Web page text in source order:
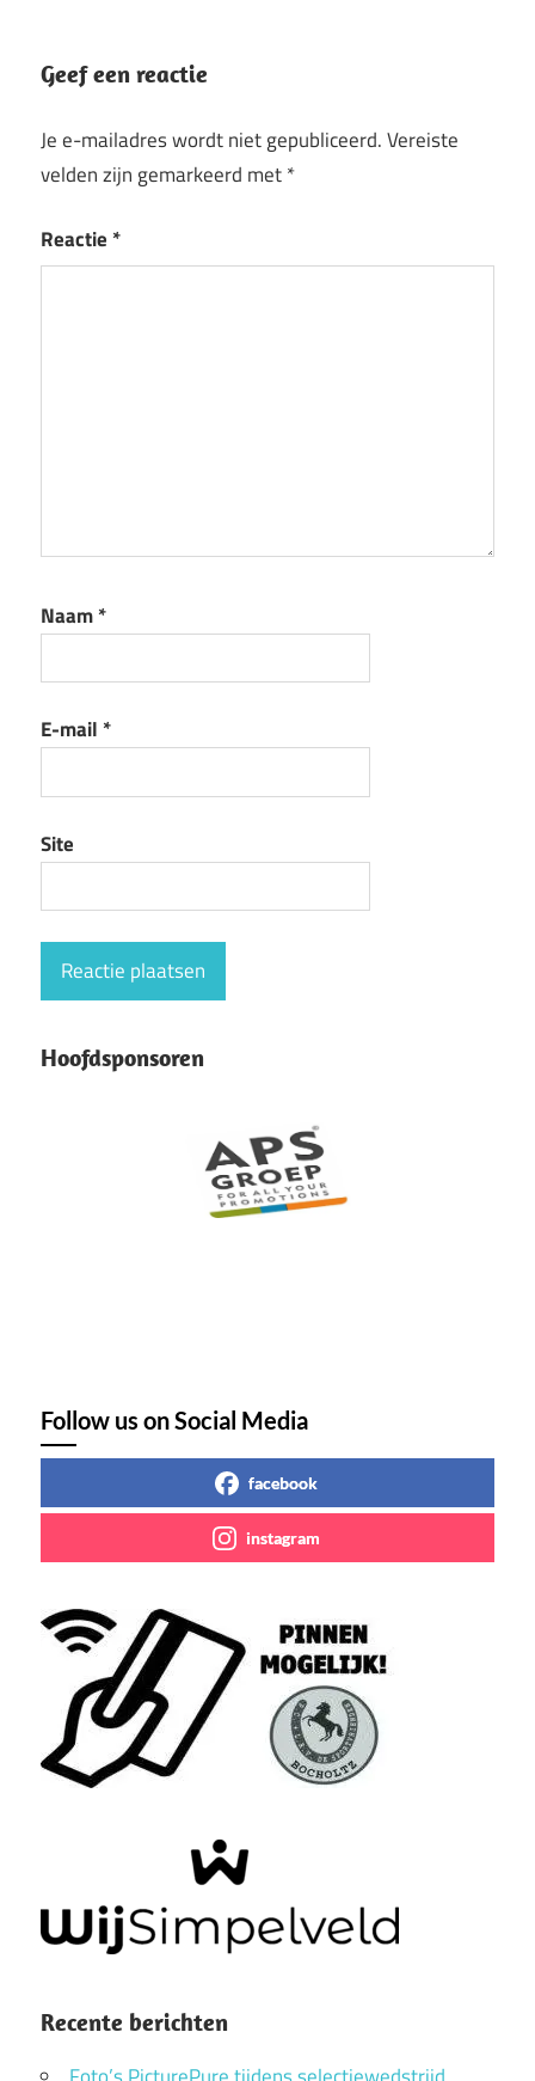
Geef een reactie
Je e-mailadres wordt niet gepubliceerd.Vereiste
velden zijn gemarkeerd met*
Reactie *
Naam*
E-mail *
Site
Hoofdsponsoren
Follow us on Social Media
facebook
instagram
Recente berichten